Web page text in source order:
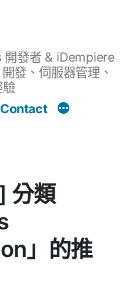
發者 & iDempiere
發、伺服器管理、
驗
Contact
分類
」的推